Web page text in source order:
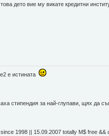
дето вие му викате кредитни
e истината
стипендия за най-глупави, щях да
since 1998 || 15.09.2007 totally М$ free &&